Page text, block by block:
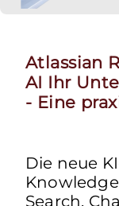
Atlassian
AI Ihr
- Eine
Die neue
Search,